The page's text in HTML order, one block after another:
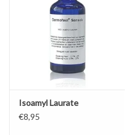
Isoamyl Laurate
€8,95